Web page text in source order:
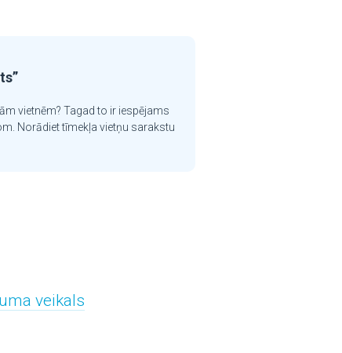
vietnēm? Tagad to ir iespējams
Norādiet tīmekļa vietņu sarakstu
veikals